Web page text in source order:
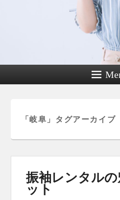
「岐阜 」タグアーカイブ
振袖レンタル
ット